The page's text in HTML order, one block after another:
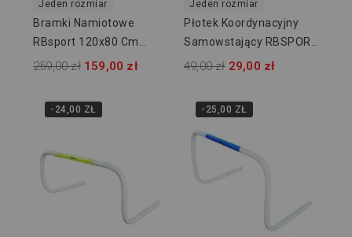
Jeden rozmiar
Bramki Namiotowe
RBsport 120x80 Cm
RB62102
259,00 zł 159,00 zł
Jeden rozmiar
Płotek Koordynacyjny
Samowstający RBSPORT
RB54260 - 20 Cm
49,00 zł 29,00 zł
-24,00 ZŁ -25,00 ZŁ